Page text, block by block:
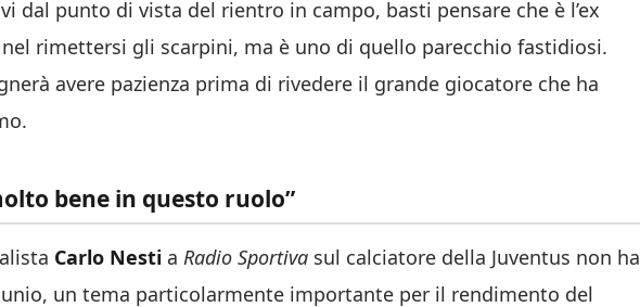
dal punto di vista del rientro in campo, basti pensare che è l’ex
rimettersi gli scarpini, ma è uno di quello parecchio fastidiosi.
avere pazienza prima di rivedere il grande giocatore che ha
bene in questo ruolo”
Carlo Nesti a Radio Sportiva sul calciatore della Juventus non ha
un tema particolarmente importante per il rendimento del